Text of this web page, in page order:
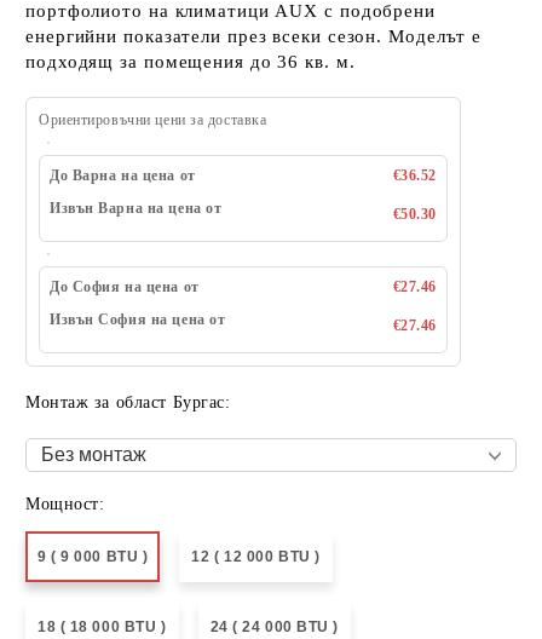
портфолиото на климатици AUX с подобрени
енергийни показатели през всеки сезон. Моделът е
подходящ за помещения до 36 кв. м.
Ориентировъчни цени за доставка
До Варна на цена от
€36.52
Извън Варна на цена от
€50.30
До София на цена от
€27.46
Извън София на цена от
€27.46
Монтаж за област Бургас:
Мощност:
9 ( 9 000 BTU ) 12 ( 12 000 BTU )
18 ( 18 000 BTU ) 24 ( 24 000 BTU )